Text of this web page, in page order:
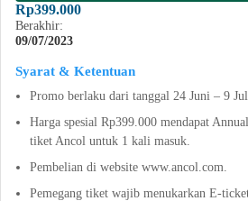
Rp399.000
Berakhir:
09/07/2023
Syarat & Ketentuan
Promo berlaku dari tanggal 24 Juni – 9
Harga spesial Rp399.000 mendapat
tiket Ancol untuk 1 kali masuk.
Pembelian di website www.ancol.com.
Pemegang tiket wajib menukarkan E-